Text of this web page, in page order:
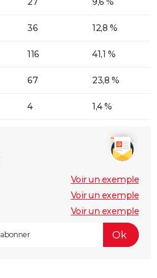
36 12,8 %
116 41,1 %
67 23,8 %
4 1,4 %
Voir un exemple
Voir un exemple
Voir un exemple